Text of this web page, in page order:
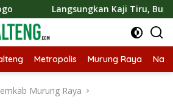
Kaji Tiru, Bupati Bantul
Metropolis Murung Raya
Murung Raya